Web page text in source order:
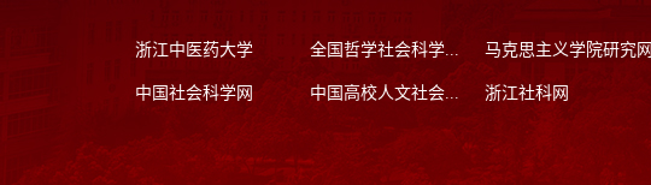
浙江中医药大学 全国哲学社会科学... 马克思主义学院研究网
中国社会科学网 中国高校人文社会... 浙江社科网